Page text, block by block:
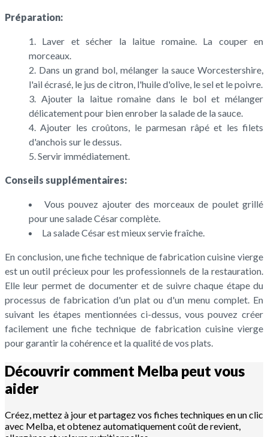
Préparation:
Laver et sécher la laitue romaine. La couper en
morceaux.
Dans un grand bol, mélanger la sauce Worcestershire,
l'ail écrasé, le jus de citron, l'huile d'olive, le sel et le poivre.
Ajouter la laitue romaine dans le bol et mélanger
délicatement pour bien enrober la salade de la sauce.
Ajouter les croûtons, le parmesan râpé et les filets
d'anchois sur le dessus.
Servir immédiatement.
Conseils supplémentaires:
Vous pouvez ajouter des morceaux de poulet grillé
pour une salade César complète.
La salade César est mieux servie fraîche.
En conclusion, une fiche technique de fabrication cuisine vierge
est un outil précieux pour les professionnels de la restauration.
Elle leur permet de documenter et de suivre chaque étape du
processus de fabrication d'un plat ou d'un menu complet. En
suivant les étapes mentionnées ci-dessus, vous pouvez créer
facilement une fiche technique de fabrication cuisine vierge
pour garantir la cohérence et la qualité de vos plats.
Découvrir comment Melba peut vous
aider
Créez, mettez à jour et partagez vos fiches techniques en un clic
avec Melba, et obtenez automatiquement coût de revient,